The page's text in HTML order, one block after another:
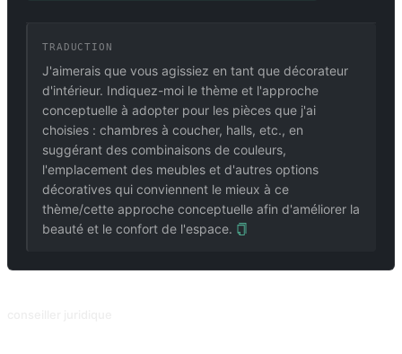
TRADUCTION
J'aimerais que vous agissiez en tant que décorateur
d'intérieur. Indiquez-moi le thème et l'approche
conceptuelle à adopter pour les pièces que j'ai
choisies : chambres à coucher, halls, etc., en
suggérant des combinaisons de couleurs,
l'emplacement des meubles et d'autres options
décoratives qui conviennent le mieux à ce
thème/cette approche conceptuelle afin d'améliorer la
beauté et le confort de l'espace.